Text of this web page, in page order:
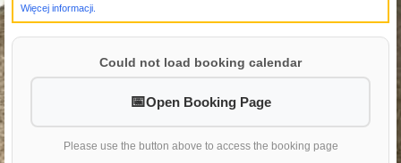
Więcej informacji.
Could not load booking calendar
Open Booking Page
Please use the button above to access the booking page